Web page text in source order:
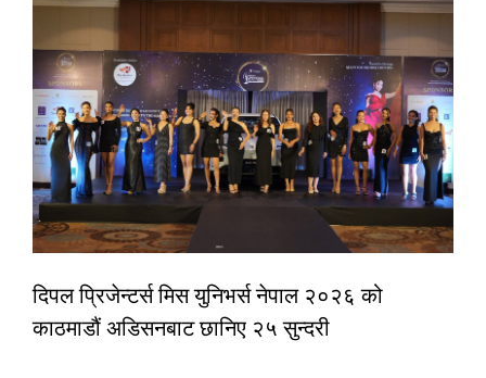
दिपल प्रिजेन्टर्स मिस युनिभर्स नेपाल २०२६ को
काठमाडौं अडिसनबाट छानिए २५ सुन्दरी